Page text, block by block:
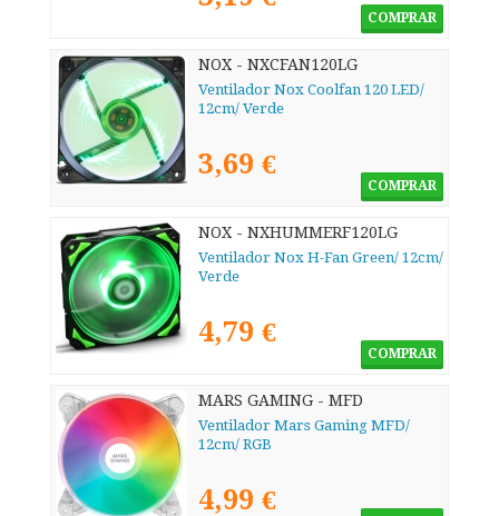
COMPRAR
NOX - NXCFAN120LG
Ventilador Nox Coolfan 120 LED/
12cm/ Verde
3,69 €
COMPRAR
NOX - NXHUMMERF120LG
Ventilador Nox H-Fan Green/ 12cm/
Verde
4,79 €
COMPRAR
MARS GAMING - MFD
Ventilador Mars Gaming MFD/
12cm/ RGB
4,99 €